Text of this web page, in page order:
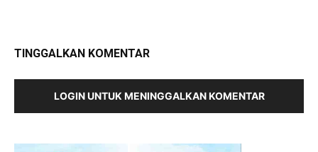
TINGGALKAN KOMENTAR
LOGIN UNTUK MENINGGALKAN KOMENTAR